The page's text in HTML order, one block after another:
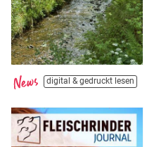
digital & gedruckt lesen